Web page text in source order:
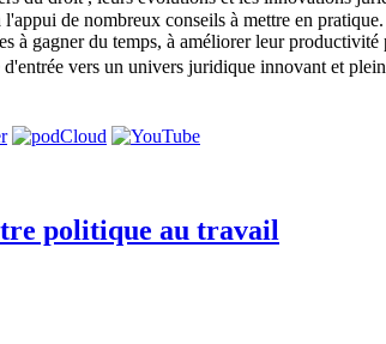
de nombreux conseils à mettre en
à gagner du temps, à améliorer leur
vers un univers juridique innovant et
politique au travail